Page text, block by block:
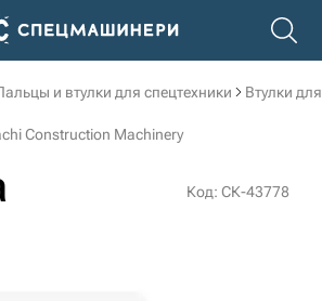
и втулки для спецтехники Втулки
Construction Machinery
Код: СК-43778